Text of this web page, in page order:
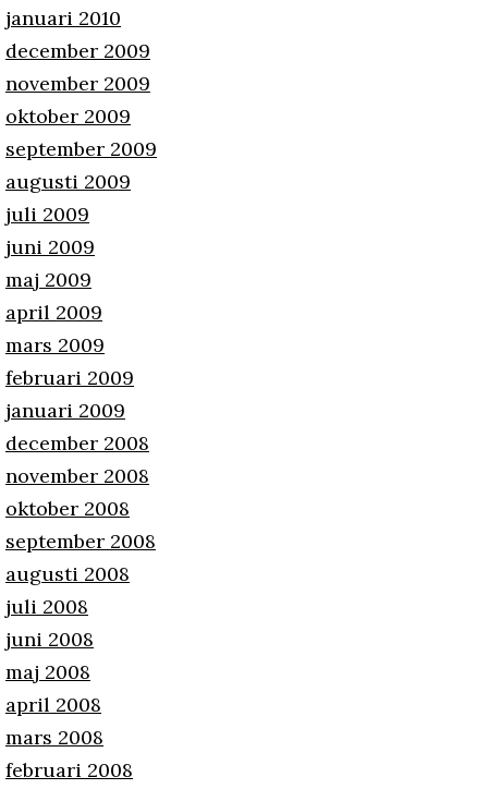
januari 2010
december 2009
november 2009
oktober 2009
september 2009
augusti 2009
juli 2009
juni 2009
maj 2009
april 2009
mars 2009
februari 2009
januari 2009
december 2008
november 2008
oktober 2008
september 2008
augusti 2008
juli 2008
juni 2008
maj 2008
april 2008
mars 2008
februari 2008